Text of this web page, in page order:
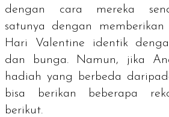
dengan cara mereka
satunya dengan memberikan
Hari Valentine identik
dan bunga. Namun, jika
hadiah yang berbeda
bisa berikan beberapa
berikut.